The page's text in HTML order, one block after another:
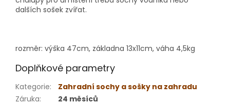
dalších sošek zvířat.
rozměr: výška 47cm, základna 13x11cm, váha 4,5kg
Doplňkové parametry
Kategorie:
Zahradní sochy a sošky na zahradu
Záruka:
24 měsíců